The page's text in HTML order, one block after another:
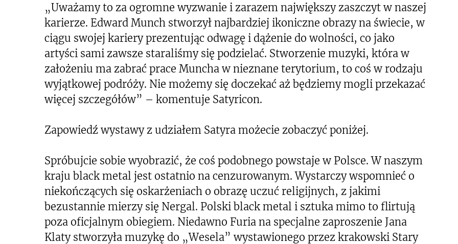
„Uważamy to za ogromne wyzwanie i zarazem największy zaszczyt w naszej
karierze. Edward Munch stworzył najbardziej ikoniczne obrazy na świecie, w
ciągu swojej kariery prezentując odwagę i dążenie do wolności, co jako
artyści sami zawsze staraliśmy się podzielać. Stworzenie muzyki, która w
założeniu ma zabrać prace Muncha w nieznane terytorium, to coś w rodzaju
wyjątkowej podróży. Nie możemy się doczekać aż będziemy mogli przekazać
więcej szczegółów” – komentuje Satyricon.
Zapowiedź wystawy z udziałem Satyra możecie zobaczyć poniżej.
Spróbujcie sobie wyobrazić, że coś podobnego powstaje w Polsce. W naszym
kraju black metal jest ostatnio na cenzurowanym. Wystarczy wspomnieć o
niekończących się oskarżeniach o obrazę uczuć religijnych, z jakimi
bezustannie mierzy się Nergal. Polski black metal i sztuka mimo to flirtują
poza oficjalnym obiegiem. Niedawno Furia na specjalne zaproszenie Jana
Klaty stworzyła muzykę do „Wesela” wystawionego przez krakowski Stary